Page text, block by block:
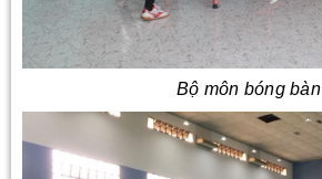
Bộ môn bóng bàn